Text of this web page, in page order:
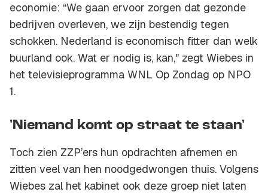
economie: “We gaan ervoor zorgen dat gezonde
bedrijven overleven, we zijn bestendig tegen
schokken. Nederland is economisch fitter dan welk
buurland ook. Wat er nodig is, kan," zegt Wiebes in
het televisieprogramma WNL Op Zondag op NPO
1.
'Niemand komt op straat te staan'
Toch zien ZZP’ers hun opdrachten afnemen en
zitten veel van hen noodgedwongen thuis. Volgens
Wiebes zal het kabinet ook deze groep niet laten